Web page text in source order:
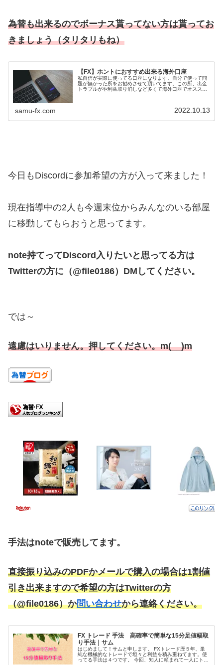
為替も出来るのでボーナス貰ってない方は貰ってお
きましょう（タリタリもね）
【FX】ホントにおすすめ出来る海外口座
私自信が実際に使ってる口座になります。自分で使って問
題が無かった所をお勧めさせて頂いてます。この所、出金
トラブルがや利益取り消しなど多くて海外口座でオススメ
samu-fx.com 2022.10.13
今日もDiscordに参加希望の方が入って来ました！
現在指導中の2人も今週末位からみんなのいる部屋
に移動してもらおうと思ってます。
note持てってDiscord入りたいと思ってる方は
Twitterの方に（@file0186）DMしてください。
では～
遠慮はいりません。押してください。m(__)m
手法はnoteで販売してます。
直接振り込みのPDFかメールで購入の場合は1割値
引き出来ますので希望の方はTwitterの方
（@file0186）か問い合わせから連絡ください。
FX トレード 手法 高確率で簡単な15分足値幅取
り手法｜サム
はじめまして！サムと申します。 FXトレード歴５年、単
純な機械的なトレードで坦々と利益を積み重ねてます。使
ってる手法は４つです。 今回、知人に頼まれて一人にトレ